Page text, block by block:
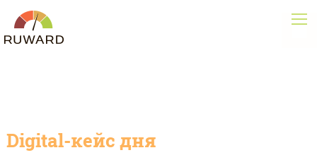
Digital-кейс дня